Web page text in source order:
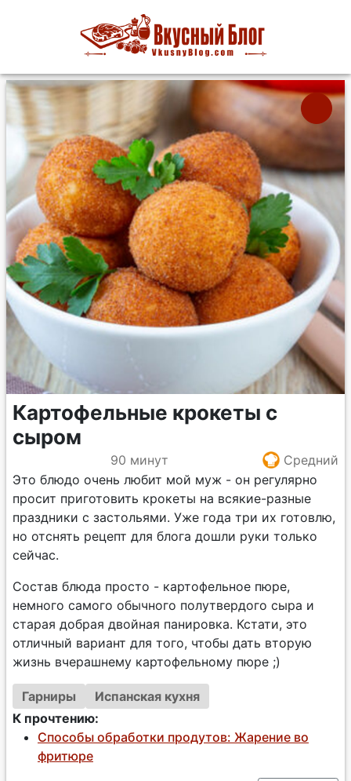
Картофельные крокеты с
сыром
90 минут
Средний
Это блюдо очень любит мой муж - он регулярно
просит приготовить крокеты на всякие-разные
праздники с застольями. Уже года три их готовлю,
но отснять рецепт для блога дошли руки только
сейчас.
Состав блюда просто - картофельное пюре,
немного самого обычного полутвердого сыра и
старая добрая двойная панировка. Кстати, это
отличный вариант для того, чтобы дать вторую
жизнь вчерашнему картофельному пюре ;)
Гарниры
Испанская кухня
К прочтению:
Способы обработки продутов: Жарение во
фритюре